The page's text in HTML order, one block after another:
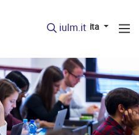
iulm.it ita